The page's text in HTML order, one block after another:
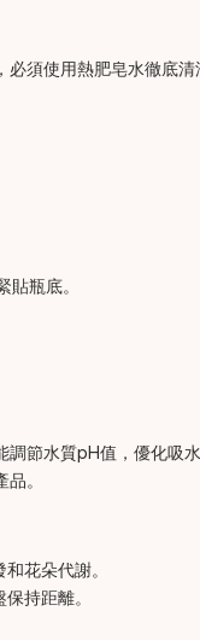
須使用熱肥皂水徹底
瓶底。
節水質pH值，優化
。
花朵代謝。
持距離。